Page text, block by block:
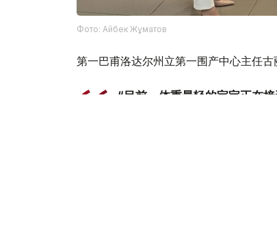
Фото: Айбек Жұматов
第一巴甫洛达尔州立第一围产中心主任古
“目前，体重最轻的宝宝正在